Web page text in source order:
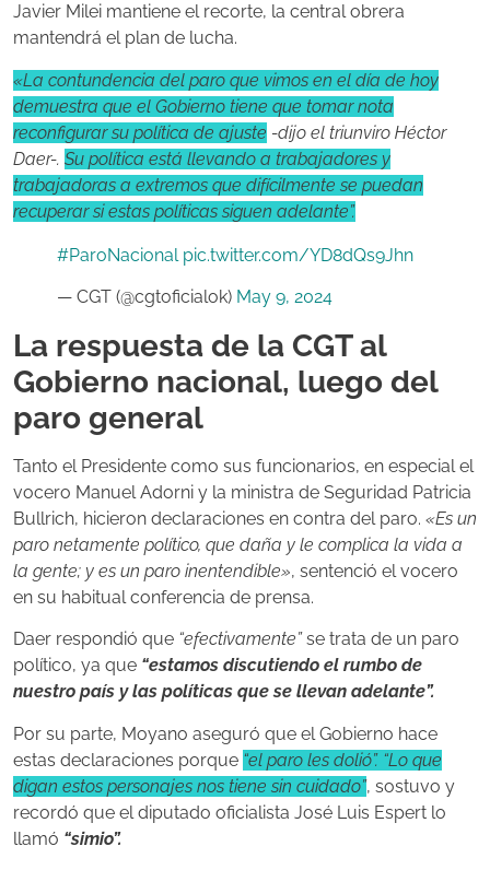
Javier Milei mantiene el recorte, la central obrera
mantendrá el plan de lucha.
«La contundencia del paro que vimos en el día de hoy
demuestra que el Gobierno tiene que tomar nota
reconfigurar su política de ajuste -dijo el triunviro Héctor
Daer-. Su política está llevando a trabajadores y
trabajadoras a extremos que difícilmente se puedan
recuperar si estas políticas siguen adelante”.
#ParoNacional pic.twitter.com/YD8dQs9Jhn
— CGT (@cgtoficialok) May 9, 2024
La respuesta de la CGT al
Gobierno nacional, luego del
paro general
Tanto el Presidente como sus funcionarios, en especial el
vocero Manuel Adorni y la ministra de Seguridad Patricia
Bullrich, hicieron declaraciones en contra del paro. «Es un
paro netamente político, que daña y le complica la vida a
la gente; y es un paro inentendible», sentenció el vocero
en su habitual conferencia de prensa.
Daer respondió que “efectivamente”se trata de un paro
político, ya que “estamos discutiendo el rumbo de
nuestro país y las políticas que se llevan adelante”.
Por su parte, Moyano aseguró que el Gobierno hace
estas declaraciones porque “el paro les dolió”. “Lo que
digan estos personajes nos tiene sin cuidado”, sostuvo y
recordó que el diputado oficialista José Luis Espert lo
llamó “simio”.